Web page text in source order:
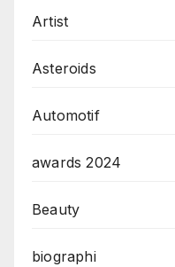
Artist
Asteroids
Automotif
awards 2024
Beauty
biographi